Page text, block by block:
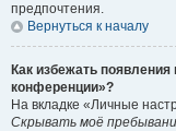
предпочтения.
Вернуться к началу
Как избежать
конференции»?
На вкладке «Личные
Скрывать моё